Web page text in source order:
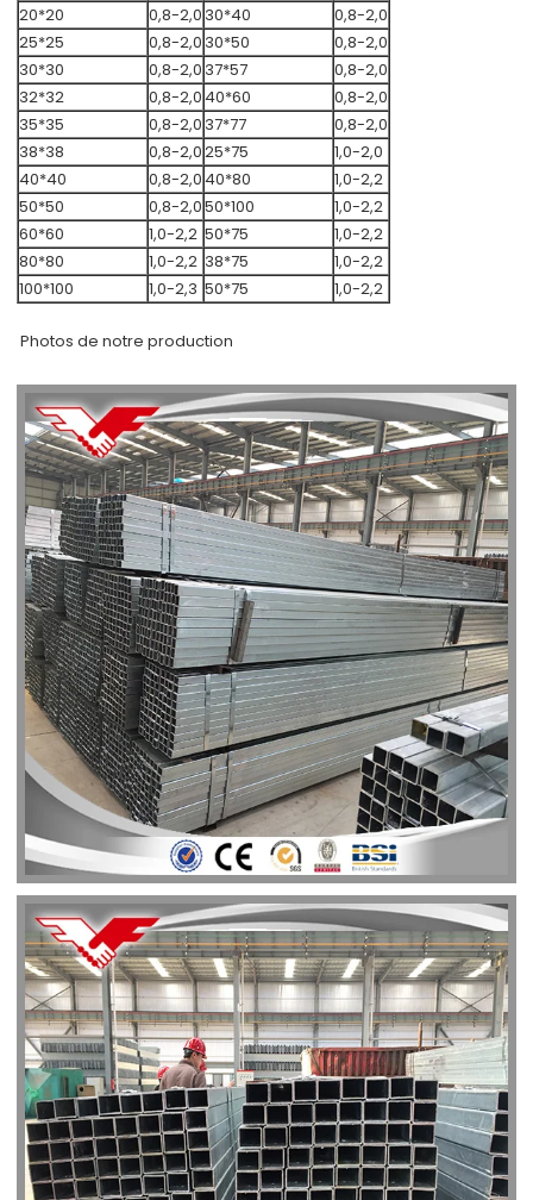
20*20
0,8-2,0 30*40
0,8-2,0
25*25
0,8-2,0 30*50
0,8-2,0
30*30
0,8-2,0 37*57
0,8-2,0
32*32
0,8-2,040*60
0,8-2,0
35*35
0,8-2,0 37*77
0,8-2,0
38*38
0,8-2,025*75
1,0-2,0
40*40
0,8-2,040*80
1,0-2,2
50*50
0,8-2,050*100
1,0-2,2
60*60
1,0-2,2 50*75
1,0-2,2
80*80
1,0-2,2 38*75
1,0-2,2
100*100
1,0-2,3 50*75 1,0-2,2
Photos de notre production